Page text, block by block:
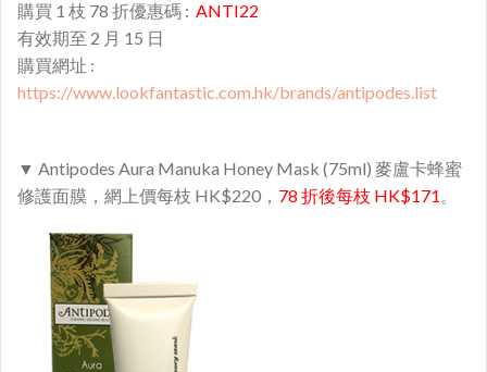
購買 1 枝 78 折優惠碼 : ANTI22
有效期至 2 月 15 日
購買網址 :
https://www.lookfantastic.com.hk/brands/antipodes.list
▼ Antipodes Aura Manuka Honey Mask (75ml) 麥盧卡蜂蜜
修護面膜，網上價每枝 HK$220， 78 折後每枝 HK$171 。